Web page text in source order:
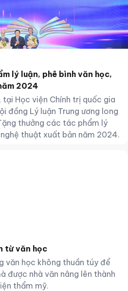
lý luận, phê bình văn học,
2024
Học viện Chính trị quốc gia
đồng Lý luận Trung ương long
thưởng các tác phẩm lý
nghệ thuật xuất bản năm 2024.
từ văn học
văn học không thuần túy để
được nhà văn nâng lên thành
thẩm mỹ.